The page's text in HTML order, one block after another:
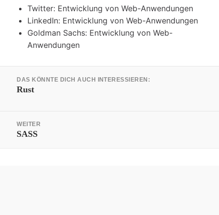
Twitter: Entwicklung von Web-Anwendungen
LinkedIn: Entwicklung von Web-Anwendungen
Goldman Sachs: Entwicklung von Web-
Anwendungen
Navigation
DAS KÖNNTE DICH AUCH INTERESSIEREN:
Vorheriger
Rust
WEITER
Nächster
SASS